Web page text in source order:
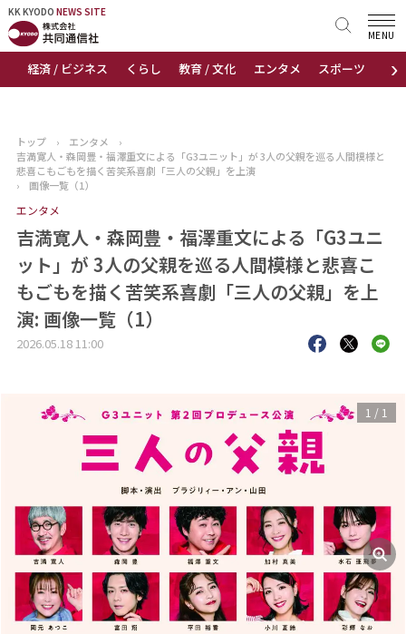
KK KYODO NEWS SITE
›
経済 / ビジネス くらし 教育 / 文化 エンタメ スポーツ 地域
MENU
KK KYODONEWS SITE
トップページ
ニュース
おすすめコンテンツ
出版物
会社概要
トップ › エンタメ
›
吉満寛人・森岡豊・福澤重文による「G3ユニット」が 3人の父親を巡る人間模様と
悲喜こもごもを描く苦笑系喜劇「三人の父親」を上演
›
画像一覧（1）
エンタメ
吉満寛人・森岡豊・福澤重文による「G3ユニ
ット」が 3人の父親を巡る人間模様と悲喜こ
もごもを描く苦笑系喜劇「三人の父親」を上
演: 画像一覧（1）
2026.05.18 11:00
1 / 1